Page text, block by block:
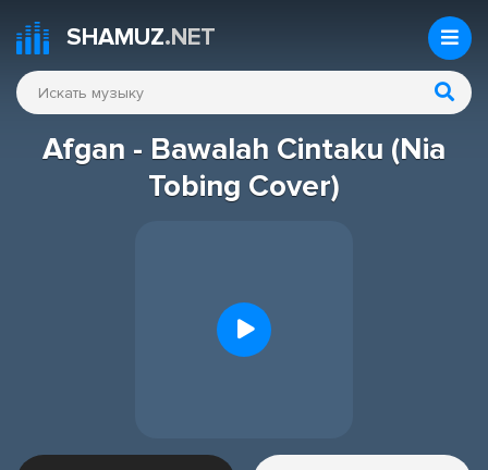
SHAMUZ.NET
Afgan - Bawalah Cintaku (Nia
Tobing Cover)